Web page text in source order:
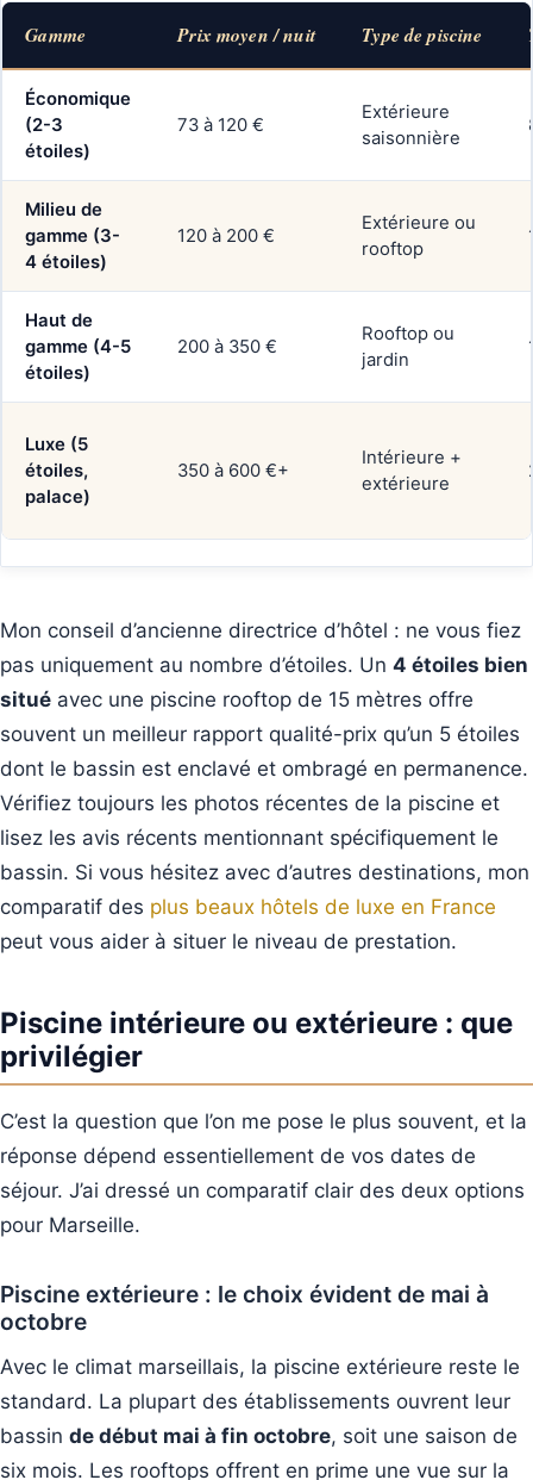
Gamme Prix moyen / nuit Type de piscine
Économique
(2-3
étoiles)
73 à 120 €
Extérieure
saisonnière
Milieu de
gamme (3-
4 étoiles)
120 à 200 €
Extérieure ou
rooftop
Haut de
gamme (4-5
étoiles)
200 à 350 €
Rooftop ou
jardin
Luxe (5
étoiles,
palace)
350 à 600 €+
Intérieure +
extérieure
Mon conseil d’ancienne directrice d’hôtel : ne vous fiez
pas uniquement au nombre d’étoiles. Un 4 étoiles bien
situé avec une piscine rooftop de 15 mètres offre
souvent un meilleur rapport qualité-prix qu’un 5 étoiles
dont le bassin est enclavé et ombragé en permanence.
Vérifiez toujours les photos récentes de la piscine et
lisez les avis récents mentionnant spécifiquement le
bassin. Si vous hésitez avec d’autres destinations, mon
comparatif des plus beaux hôtels de luxe en France
peut vous aider à situer le niveau de prestation.
Piscine intérieure ou extérieure : que
privilégier
C’est la question que l’on me pose le plus souvent, et la
réponse dépend essentiellement de vos dates de
séjour. J’ai dressé un comparatif clair des deux options
pour Marseille.
Piscine extérieure : le choix évident de mai à
octobre
Avec le climat marseillais, la piscine extérieure reste le
standard. La plupart des établissements ouvrent leur
bassin de début mai à fin octobre, soit une saison de
six mois. Les rooftops offrent en prime une vue sur la